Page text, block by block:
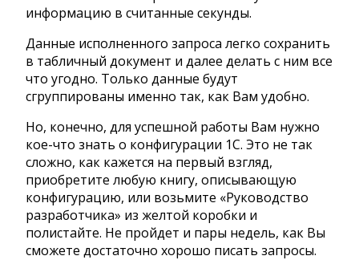
информацию в считанные секунды.
Данные исполненного запроса легко сохранить
в табличный документ и далее делать с ним все
что угодно. Только данные будут
сгруппированы именно так, как Вам удобно.
Но, конечно, для успешной работы Вам нужно
кое-что знать о конфигурации 1С. Это не так
сложно, как кажется на первый взгляд,
приобретите любую книгу, описывающую
конфигурацию, или возьмите «Руководство
разработчика» из желтой коробки и
полистайте. Не пройдет и пары недель, как Вы
сможете достаточно хорошо писать запросы.